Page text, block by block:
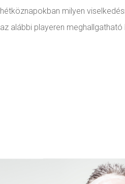
hétköznapokban milyen
az alábbi playeren